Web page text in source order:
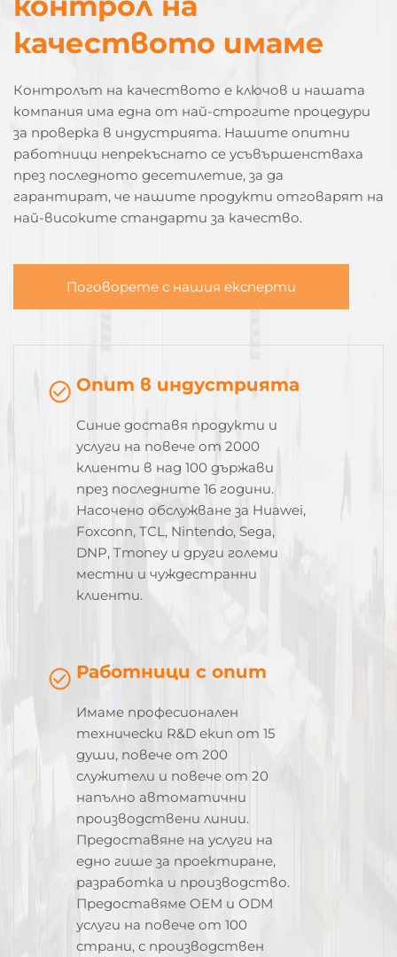
качеството имаме
Контролът на качеството е ключов и нашата
компания има една от най-строгите процедури
за проверка в индустрията. Нашите опитни
работници непрекъснато се усъвършенстваха
през последното десетилетие, за да
гарантират, че нашите продукти отговарят на
най-високите стандарти за качество.
Поговорете с нашия експерти
Опит в индустрията
Синие доставя продукти и
услуги на повече от 2000
клиенти в над 100 държави
през последните 16 години.
Насочено обслужване за Huawei,
Foxconn, TCL, Nintendo, Sega,
DNP, Tmoney и други големи
местни и чуждестранни
клиенти.
Работници с опит
Имаме професионален
технически R&D екип от 15
души, повече от 200
служители и повече от 20
напълно автоматични
производствени линии.
Предоставяне на услуги на
едно гише за проектиране,
разработка и производство.
Предоставяме OEM и ODM
услуги на повече от 100
страни, с производствен